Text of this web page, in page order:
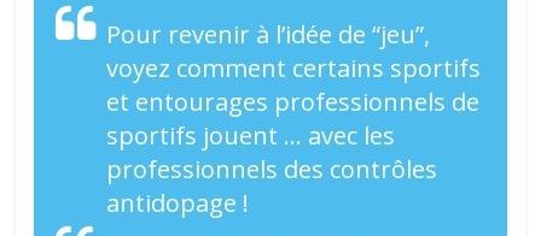
Pour revenir à l’idée de “jeu”,
voyez comment certains sportifs
et entourages professionnels de
sportifs jouent … avec les
professionnels des contrôles
antidopage !